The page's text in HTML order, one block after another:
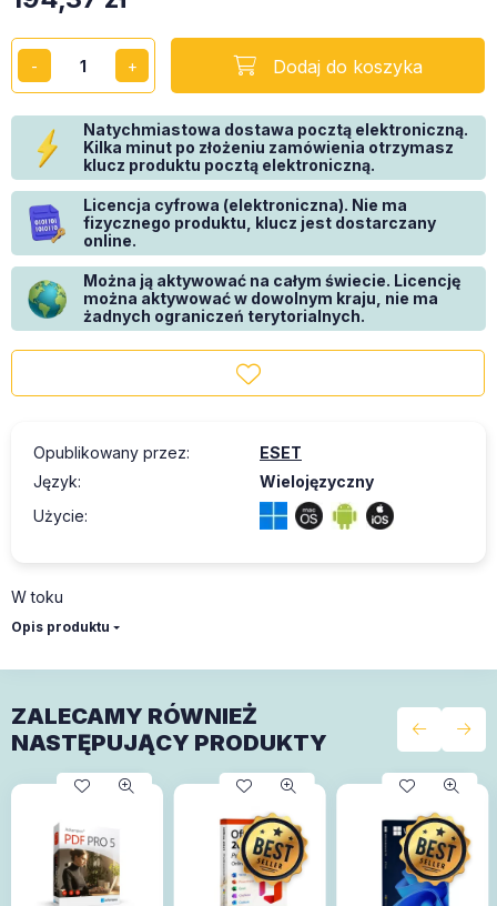
Dodaj do koszyka
Natychmiastowa dostawa pocztą elektroniczną.
Kilka minut po złożeniu zamówienia otrzymasz
klucz produktu pocztą elektroniczną.
Licencja cyfrowa (elektroniczna). Nie ma
fizycznego produktu, klucz jest dostarczany
online.
Można ją aktywować na całym świecie. Licencję
można aktywować w dowolnym kraju, nie ma
żadnych ograniczeń terytorialnych.
Opublikowany przez:
ESET
Język:
Wielojęzyczny
Użycie:
W toku
Opis produktu
ZALECAMY RÓWNIEŻ
NASTĘPUJĄCY PRODUKTY